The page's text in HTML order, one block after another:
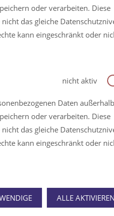
oder verarbeiten. Diese
das gleiche
kann eingeschränkt oder
nicht aktiv
Daten außerhalb
oder verarbeiten. Diese
das gleiche
kann eingeschränkt oder
ALLE